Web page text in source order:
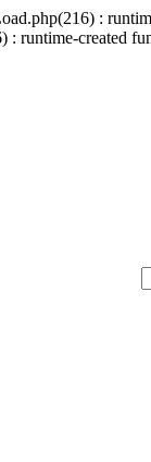
:
: runtime-created